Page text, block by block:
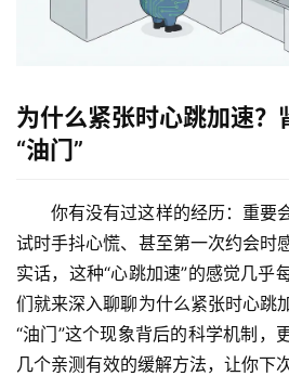
为什么紧张时心跳加速？
“油门”
你有没有过这样的经历：重要
试时手抖心慌、甚至第一次约会时
实话，这种“心跳加速”的感觉几乎
们就来深入聊聊为什么紧张时心跳
“油门”这个现象背后的科学机制
几个亲测有效的缓解方法，让你下